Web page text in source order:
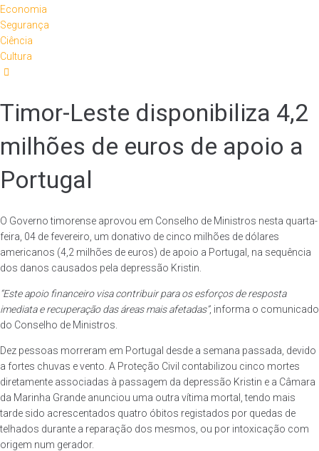
Economia
Segurança
Ciência
Cultura
Timor-Leste disponibiliza 4,2
milhões de euros de apoio a
Portugal
O Governo timorense aprovou em Conselho de Ministros nesta quarta-
feira, 04 de fevereiro, um donativo de cinco milhões de dólares
americanos (4,2 milhões de euros) de apoio a Portugal, na sequência
dos danos causados pela depressão Kristin.
“Este apoio financeiro visa contribuir para os esforços de resposta
imediata e recuperação das áreas mais afetadas”, informa o comunicado
do Conselho de Ministros.
Dez pessoas morreram em Portugal desde a semana passada, devido
a fortes chuvas e vento. A Proteção Civil contabilizou cinco mortes
diretamente associadas à passagem da depressão Kristin e a Câmara
da Marinha Grande anunciou uma outra vítima mortal, tendo mais
tarde sido acrescentados quatro óbitos registados por quedas de
telhados durante a reparação dos mesmos, ou por intoxicação com
origem num gerador.